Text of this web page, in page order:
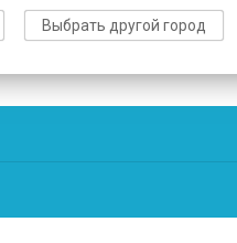
Выбрать другой город
в день заказа